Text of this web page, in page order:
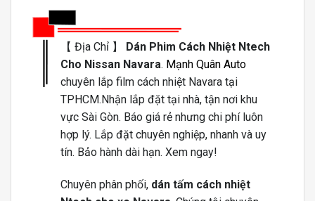
【 Địa Chỉ 】
Dán Phim Cách Nhiệt Ntech
Cho Nissan Navara. Mạnh Quân Auto
chuyên lắp film cách nhiệt Navara tại
TPHCM.Nhận lắp đặt tại nhà, tận nơi khu
vực Sài Gòn. Báo giá rẻ nhưng chi phí luôn
hợp lý. Lắp đặt chuyên nghiệp, nhanh và uy
tín. Bảo hành dài hạn. Xem ngay!
Chuyên phân phối, dán tấm cách nhiệt